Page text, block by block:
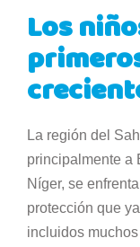
Los
La región del
principalmente a
Níger, se
protección que
incluidos